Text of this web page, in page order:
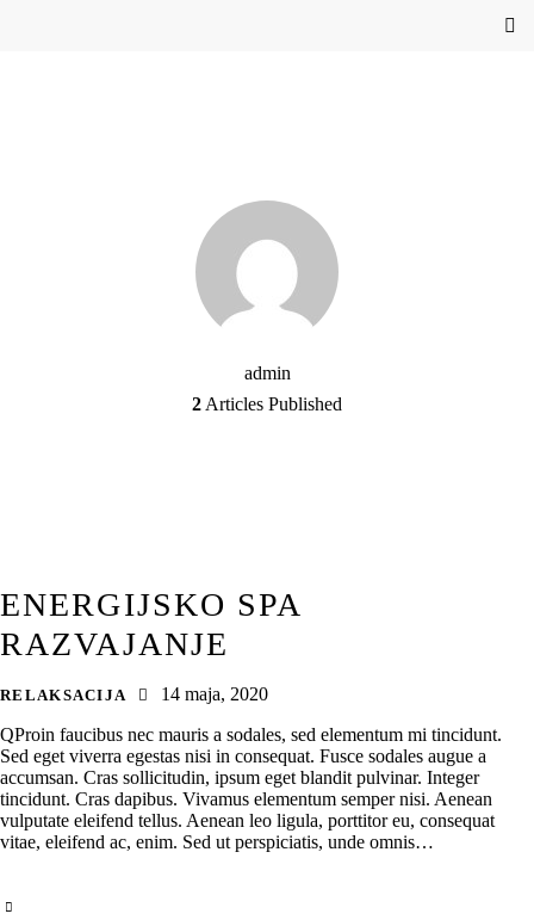
admin
2 Articles Published
ENERGIJSKO SPA
RAZVAJANJE
RELAKSACIJA
14 maja, 2020
QProin faucibus nec mauris a sodales, sed elementum mi tincidunt.
Sed eget viverra egestas nisi in consequat. Fusce sodales augue a
accumsan. Cras sollicitudin, ipsum eget blandit pulvinar. Integer
tincidunt. Cras dapibus. Vivamus elementum semper nisi. Aenean
vulputate eleifend tellus. Aenean leo ligula, porttitor eu, consequat
vitae, eleifend ac, enim. Sed ut perspiciatis, unde omnis…